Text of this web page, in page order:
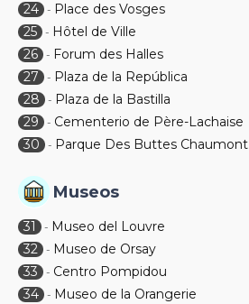
24 - Place des Vosges
25 - Hôtel de Ville
26 - Forum des Halles
27
- Plaza de la República
28
- Plaza de la Bastilla
29
- Cementerio de Père-Lachaise
30
- Parque Des Buttes Chaumont
Museos
31 - Museo del Louvre
32 - Museo de Orsay
33
- Centro Pompidou
34 - Museo de la Orangerie